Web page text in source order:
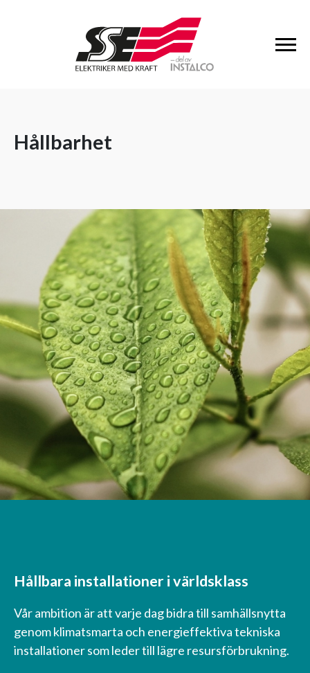
Hållbarhet
Hållbara installationer i världsklass
Vår ambition är att varje dag bidra till samhällsnytta
genom klimatsmarta och energieffektiva tekniska
installationer som leder till lägre resursförbrukning.